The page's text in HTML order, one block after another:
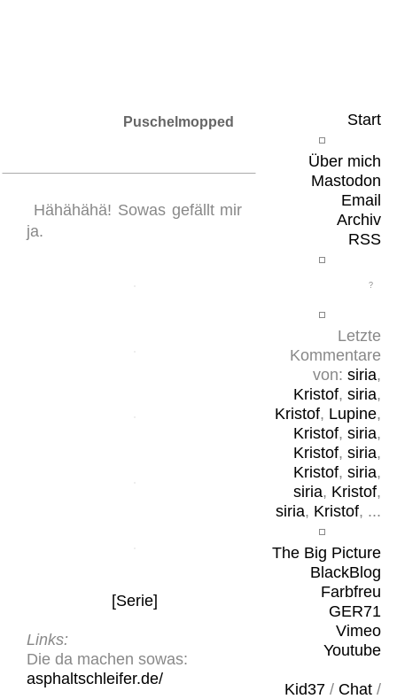
Start
Über mich
Mastodon
Email
Archiv
RSS
Letzte
Kommentare
von: siria,
Kristof, siria,
Kristof, Lupine,
Kristof, siria,
Kristof, siria,
Kristof, siria,
siria, Kristof,
siria, Kristof, ...
The Big Picture
BlackBlog
Farbfreu
GER71
Vimeo
Youtube
Kid37/ Chat/
Puschelmopped
Hähähähä! Sowas gefällt mir
ja.
[Serie]
Links:
Die da machen sowas:
asphaltschleifer.de/